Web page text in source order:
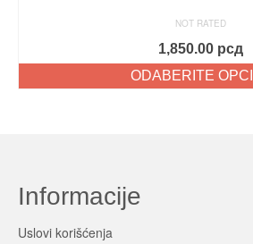
NOT RATED
1,850.00 рсд
ODABERITE
Informacije
Uslovi korišćenja